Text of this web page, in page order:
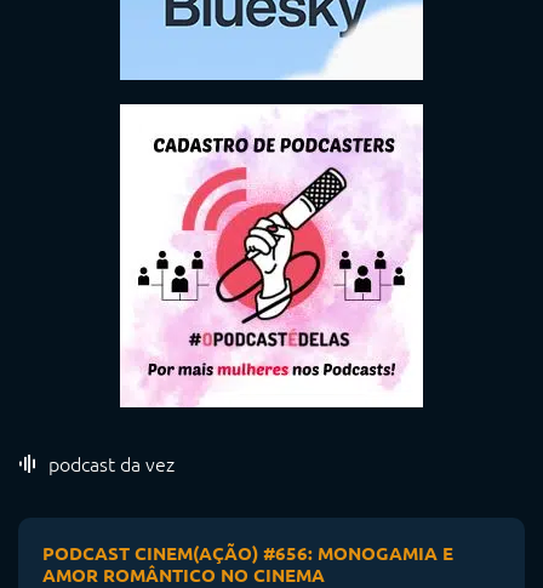
podcast da vez
PODCAST CINEM(AÇÃO) #656: MONOGAMIA E
AMOR ROMÂNTICO NO CINEMA